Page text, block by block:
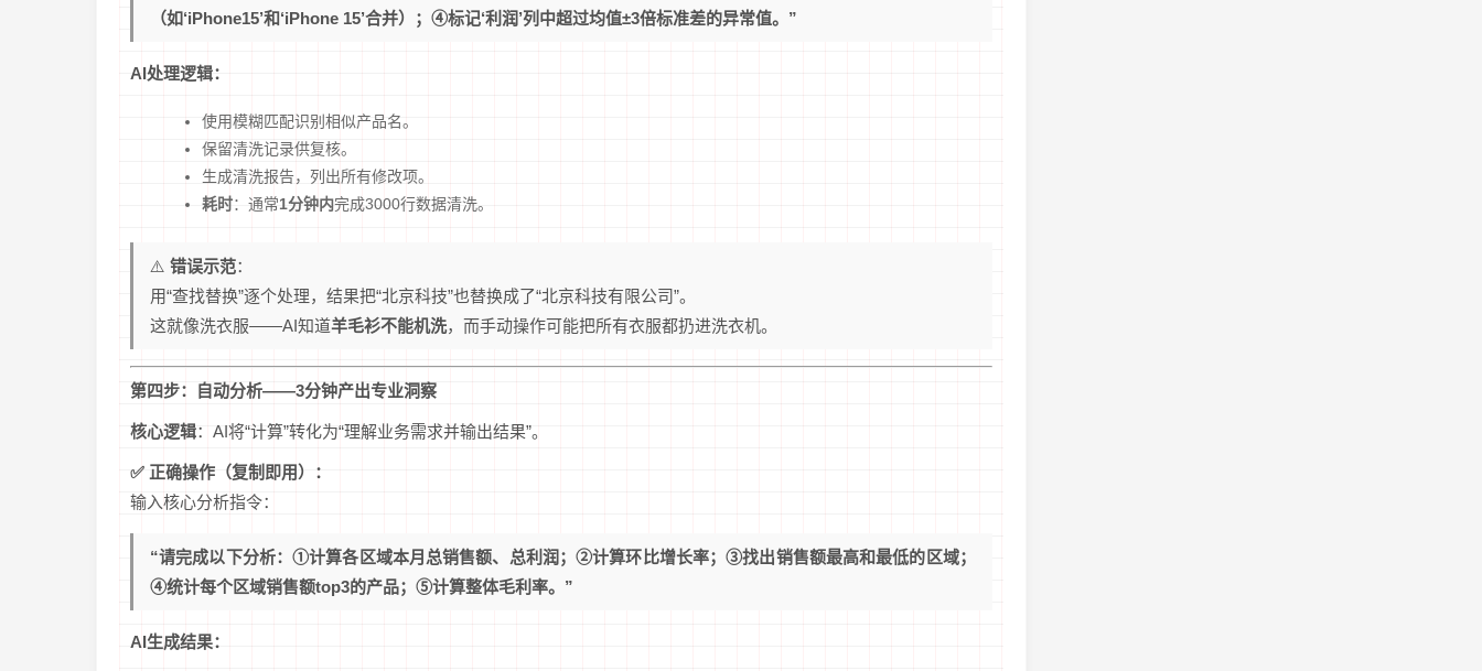
（如‘iPhone15’和‘iPhone 15’合并）；④标记‘利润’列中超过均值±3倍标准差的异常值。”
AI处理逻辑：
使用模糊匹配识别相似产品名。
保留清洗记录供复核。
生成清洗报告，列出所有修改项。
耗时：通常1分钟内完成3000行数据清洗。
⚠️ 错误示范：
用“查找替换”逐个处理，结果把“北京科技”也替换成了“北京科技有限公司”。
这就像洗衣服——AI知道羊毛衫不能机洗，而手动操作可能把所有衣服都扔进洗衣机。
第四步：自动分析——3分钟产出专业洞察
核心逻辑：AI将“计算”转化为“理解业务需求并输出结果”。
✅ 正确操作（复制即用）：
输入核心分析指令：
“请完成以下分析：①计算各区域本月总销售额、总利润；②计算环比增长率；③找出销售额最高和最低的区域；
④统计每个区域销售额top3的产品；⑤计算整体毛利率。”
AI生成结果：